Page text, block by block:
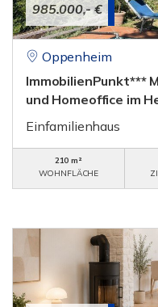
985.000,- €
Oppenheim
ImmobilienPunkt***
und Homeoffice im
Einfamilienhaus
210 m²
WOHNFLÄCHE